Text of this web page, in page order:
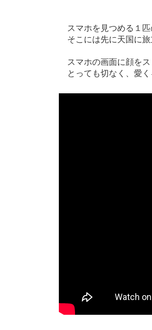
スマホを見つめる１匹
そこには先に天国に
スマホの画面に顔を
とっても切なく、愛く